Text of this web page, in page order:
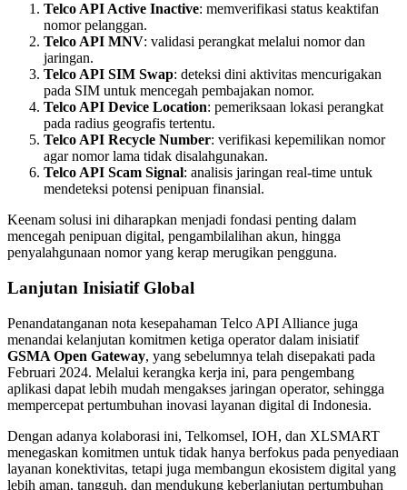
Telco API Active Inactive: memverifikasi status keaktifan
nomor pelanggan.
Telco API MNV: validasi perangkat melalui nomor dan
jaringan.
Telco API SIM Swap: deteksi dini aktivitas mencurigakan
pada SIM untuk mencegah pembajakan nomor.
Telco API Device Location: pemeriksaan lokasi perangkat
pada radius geografis tertentu.
Telco API Recycle Number: verifikasi kepemilikan nomor
agar nomor lama tidak disalahgunakan.
Telco API Scam Signal: analisis jaringan real-time untuk
mendeteksi potensi penipuan finansial.
Keenam solusi ini diharapkan menjadi fondasi penting dalam
mencegah penipuan digital, pengambilalihan akun, hingga
penyalahgunaan nomor yang kerap merugikan pengguna.
Lanjutan Inisiatif Global
Penandatanganan nota kesepahaman Telco API Alliance juga
menandai kelanjutan komitmen ketiga operator dalam inisiatif
GSMA Open Gateway, yang sebelumnya telah disepakati pada
Februari 2024. Melalui kerangka kerja ini, para pengembang
aplikasi dapat lebih mudah mengakses jaringan operator, sehingga
mempercepat pertumbuhan inovasi layanan digital di Indonesia.
Dengan adanya kolaborasi ini, Telkomsel, IOH, dan XLSMART
menegaskan komitmen untuk tidak hanya berfokus pada penyediaan
layanan konektivitas, tetapi juga membangun ekosistem digital yang
lebih aman, tangguh, dan mendukung keberlanjutan pertumbuhan